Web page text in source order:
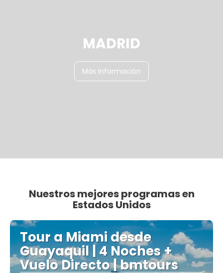
MADRID
Más información
Nuestros mejores programas en
Estados Unidos
Tour a Miami desde
Guayaquil | 4 Noches +
Vuelo Directo | bmtours